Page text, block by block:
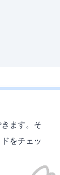
ます。そ
をチェッ